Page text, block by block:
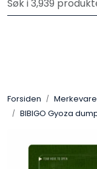
Skip to main
Velkommen til
Forsiden
BIBIGO Gyoza
Merkevarer